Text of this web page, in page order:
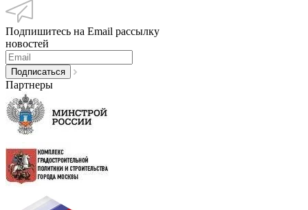
Подпишитесь на Email рассылку
новостей
Партнеры